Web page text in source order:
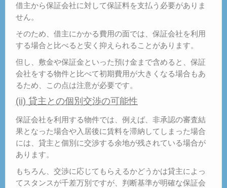
借主から保証会社に対して保証料を支払う必要がありま
せん。
そのため、借主にかかる費用の面では、保証会社を利用
する場合と比べると安く抑えられることがあります。
但し、敷金や保証金といった預け金まで含めると、保証
会社をする物件と比べて初期費用が大きくなる場合もあ
るため、この点は注意が必要です。
(ii) 貸主との個別交渉の可能性
保証会社を利用する物件では、例えば、非承認の審査結
果となった場合や入居後に賃料を滞納してしまった場合
には、貸主と個別に交渉する余地が残されている場合が
あります。
もちろん、交渉に応じてもらえるかどうかは貸主によっ
てスタンスが千差万別ですが、判断基準が明確な保証会